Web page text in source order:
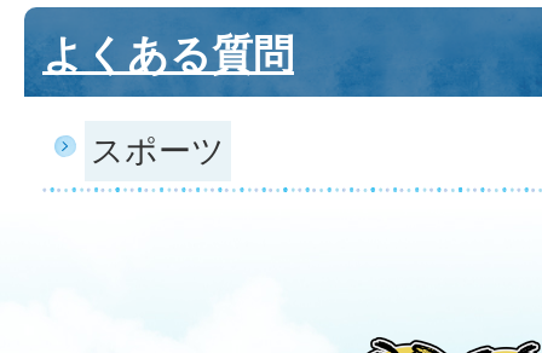
よくある質問
スポーツ